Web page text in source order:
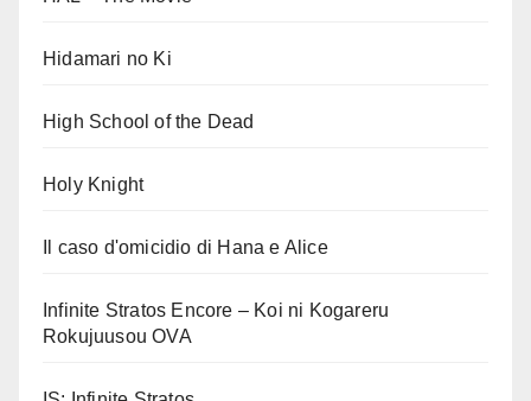
Hidamari no Ki
High School of the Dead
Holy Knight
Il caso d'omicidio di Hana e Alice
Infinite Stratos Encore – Koi ni Kogareru
Rokujuusou OVA